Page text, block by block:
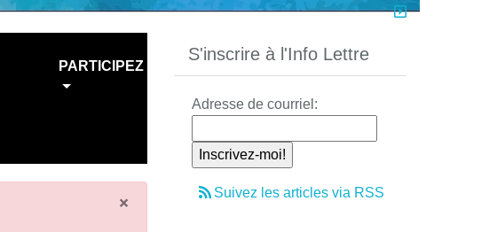
PARTICIPEZ
×
S'inscrire à l'Info Lettre
Adresse de courriel:
Suivez les articles via RSS